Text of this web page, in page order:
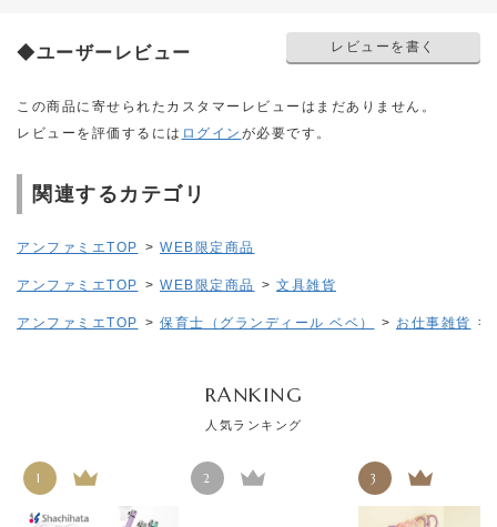
◆ユーザーレビュー レビューを書く
この商品に寄せられたカスタマーレビューはまだありません。
レビューを評価するには ログイン が必要です。
関連するカテゴリ
アンファミエTOP > WEB限定商品
アンファミエTOP > WEB限定商品 > 文具雑貨
アンファミエTOP > 保育士（グランディール ベベ） > お仕事雑貨 >
RANKING
人気ランキング
1 2 3